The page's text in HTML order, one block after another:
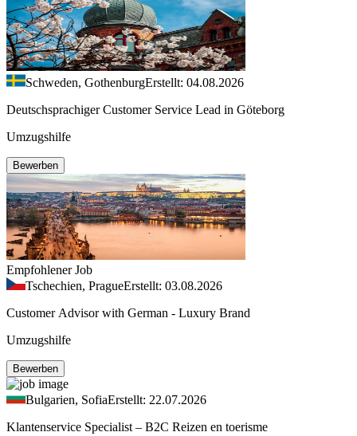
Schweden, GothenburgErstellt: 04.08.2026
Deutschsprachiger Customer Service Lead in Göteborg
Umzugshilfe
Bewerben
Empfohlener Job
Tschechien, PragueErstellt: 03.08.2026
Customer Advisor with German - Luxury Brand
Umzugshilfe
Bewerben
Bulgarien, SofiaErstellt: 22.07.2026
Klantenservice Specialist – B2C Reizen en toerisme